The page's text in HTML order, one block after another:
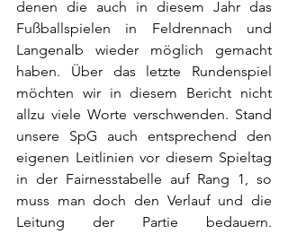
denen die auch in diesem Jahr das
Fußballspielen in Feldrennach und
Langenalb wieder möglich gemacht
haben. Über das letzte Rundenspiel
möchten wir in diesem Bericht nicht
allzu viele Worte verschwenden. Stand
unsere SpG auch entsprechend den
eigenen Leitlinien vor diesem Spieltag
in der Fairnesstabelle auf Rang 1, so
muss man doch den Verlauf und die
Leitung der Partie bedauern.